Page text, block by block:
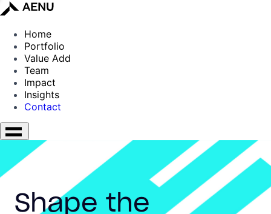
Home
Portfolio
Value Add
Team
Impact
Insights
Contact
Shape the